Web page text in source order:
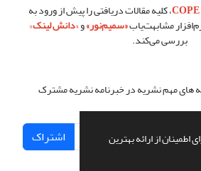
از ارائه بهترین
COPE، کلیه مقالات دریافتی را پیش از ورود به
مشابهت‌یاب«سمیم‌نور»و«دانش لینک»
بررسی می‌کند.
های مهم نشریه در خبرنامه نشریه مشترک
اشتراک